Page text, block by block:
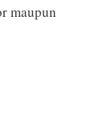
maupun